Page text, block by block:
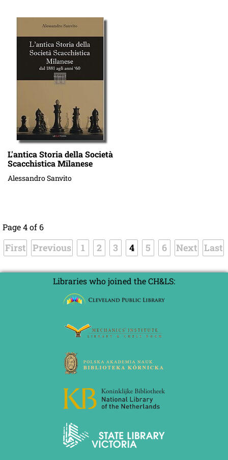
L'antica Storia della Società
Scacchistica Milanese
Alessandro Sanvito
Page 4 of 6
First Previous 1 2 3 4 5 6 Next Last
Libraries who joined the CH&LS: